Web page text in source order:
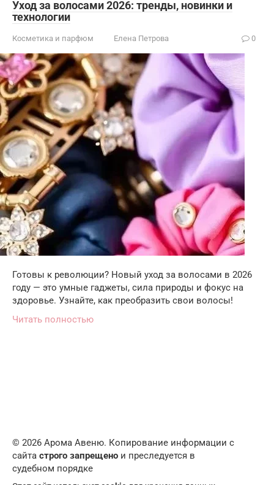
Уход за волосами 2026: тренды, новинки и
технологии
Косметика и парфюм Елена Петрова 0
Готовы к революции? Новый уход за волосами в 2026
году — это умные гаджеты, сила природы и фокус на
здоровье. Узнайте, как преобразить свои волосы!
Читать полностью
© 2026 Арома Авеню. Копирование информации с
сайта строго запрещено и преследуется в
судебном порядке